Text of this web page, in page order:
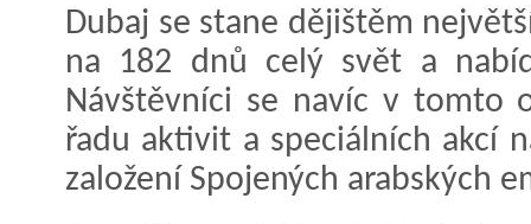
Dubaj se stane dějištěm
na 182 dnů celý svět a
Návštěvníci se navíc v tomto
řadu aktivit a speciálních akcí
založení Spojených arabských